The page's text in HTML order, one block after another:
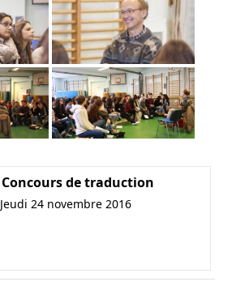
Concours de traduction
Jeudi 24 novembre 2016